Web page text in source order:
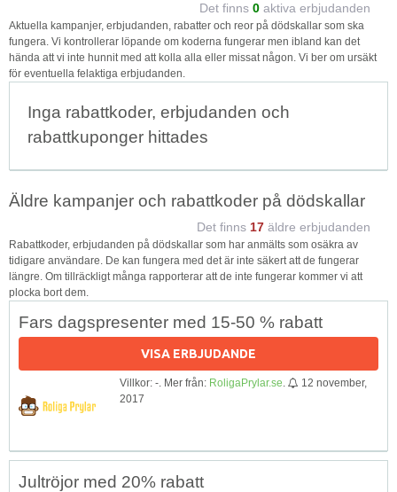
Det finns 0 aktiva erbjudanden
Aktuella kampanjer, erbjudanden, rabatter och reor på dödskallar som ska
fungera. Vi kontrollerar löpande om koderna fungerar men ibland kan det
hända att vi inte hunnit med att kolla alla eller missat någon. Vi ber om ursäkt
för eventuella felaktiga erbjudanden.
Inga rabattkoder, erbjudanden och
rabattkuponger hittades
Äldre kampanjer och rabattkoder på dödskallar
Det finns 17 äldre erbjudanden
Rabattkoder, erbjudanden på dödskallar som har anmälts som osäkra av
tidigare användare. De kan fungera med det är inte säkert att de fungerar
längre. Om tillräckligt många rapporterar att de inte fungerar kommer vi att
plocka bort dem.
Fars dagspresenter med 15-50 % rabatt
VISA ERBJUDANDE
Villkor: -. Mer från: RoligaPrylar.se
12 november,
2017
Jultröjor med 20% rabatt